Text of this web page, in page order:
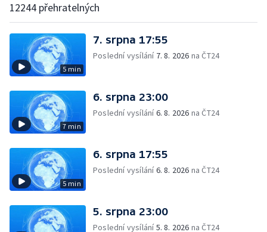
12244 přehratelných
5 min
7. srpna 17:55
Poslední vysílání 7. 8. 2026 na ČT24
7 min
6. srpna 23:00
Poslední vysílání6. 8. 2026 na ČT24
5 min
6. srpna 17:55
Poslední vysílání6. 8. 2026 na ČT24
5. srpna 23:00
Poslední vysílání5. 8. 2026 na ČT24